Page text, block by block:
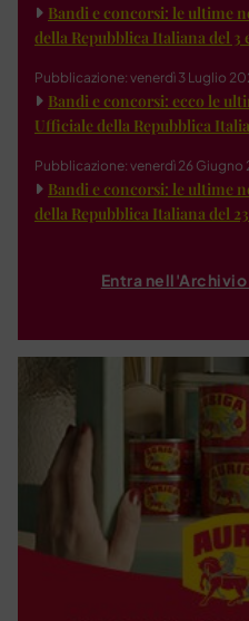
Bandi e concorsi: le ultime
della Repubblica Italiana del 3
Pubblicazione: venerdì 3 Luglio
Bandi e concorsi: ecco le
Ufficiale della Repubblica
Pubblicazione: venerdì 26 Giugno
Bandi e concorsi: le ultime
della Repubblica Italiana del
Entra